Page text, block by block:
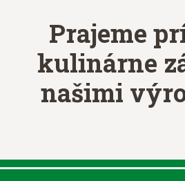
Prajeme
kulinárne
našimi